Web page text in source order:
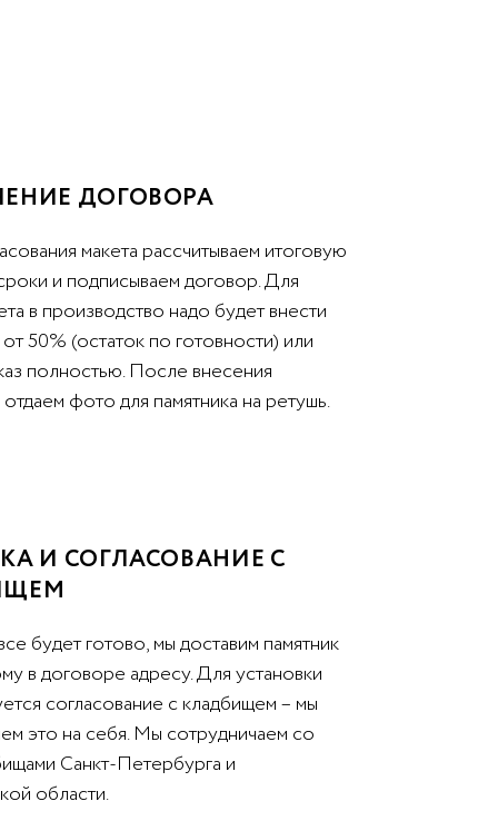
ДОГОВОРА
макета рассчитываем итоговую
и подписываем договор. Для
в производство надо будет внести
50% (остаток по готовности) или
полностью. После внесения
фото для памятника на ретушь.
И СОГЛАСОВАНИЕ С
будет готово, мы доставим памятник
в договоре адресу. Для установки
согласование с кладбищем – мы
это на себя. Мы сотрудничаем со
Санкт-Петербурга и
области.